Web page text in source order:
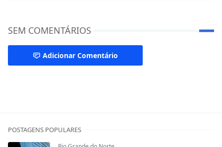
SEM COMENTÁRIOS
Adicionar Comentário
POSTAGENS POPULARES